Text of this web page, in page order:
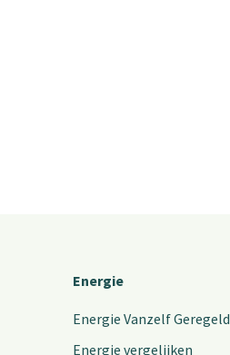
Energie
Energie Vanzelf Geregeld
Energie vergelijken